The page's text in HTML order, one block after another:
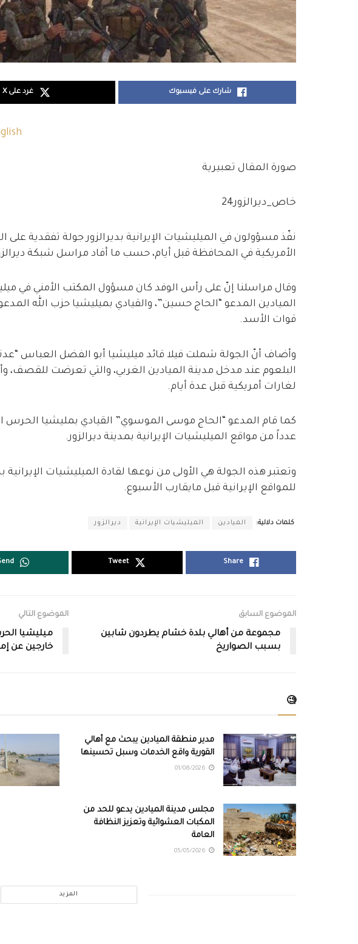
شارك على فيسبوك غرد على X
صورة المقال تعبيرية
خاص_ديرالزور24
نفّذ مسؤولون في الميليشيات الإيرانية بديرالزور جولة تفقدية على
الأمريكية في المحافظة قبل أيام، حسب ما أفاد مراسل شبكة
وقال مراسلنا إنّ على رأس الوفد كان مسؤول المكتب الأمني في
الميادين المدعو “الحاج حسين”، والقيادي بميليشيا حزب الله
قوات الأسد.
وأضاف أنّ الجولة شملت فيلا قائد ميليشيا أبو الفضل العباس
لغارات أمريكية قبل عدة أيام.
كما قام المدعو “الحاج موسى الموسوي” القيادي بمليشيا الحرس
عدداً من مواقع الميليشيات الإيرانية بمدينة ديرالزور.
وتعتبر هذه الجولة هي الأولى من نوعها لقادة الميليشيات الإيرانية
للمواقع الإيرانية قبل مايقارب الأسبوع.
كلمات دلالية: الميادين الميليشيات الإيرانية ديرالزور
Share
Tweet
الموضوع السابق
مجموعة من أهالي بلدة خشام يطردون شابين
بسبب الصواريخ
الموضوع التالي
ميليشيا
خارجين عن
🧐
مدير منطقة الميادين يبحث مع أهالي
القورية واقع الخدمات وسبل تحسينها
مجلس مدينة الميادين يدعو للحد من
المكبات العشوائية وتعزيز النظافة
العامة
المزيد